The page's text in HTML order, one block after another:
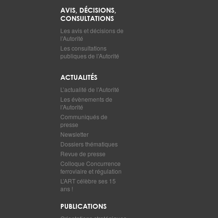
AVIS, DÉCISIONS,
CONSULTATIONS
Les avis et décisions de
l’Autorité
Les consultations
publiques de l’Autorité
ACTUALITÉS
L’actualité de l’Autorité
Les évènements de
l’Autorité
Communiqués de
presse
Newsletter
Dossiers thématiques
Revue de presse
Colloque Concurrence
ferroviaire et régulation
L’ART célèbre ses 15
ans !
PUBLICATIONS